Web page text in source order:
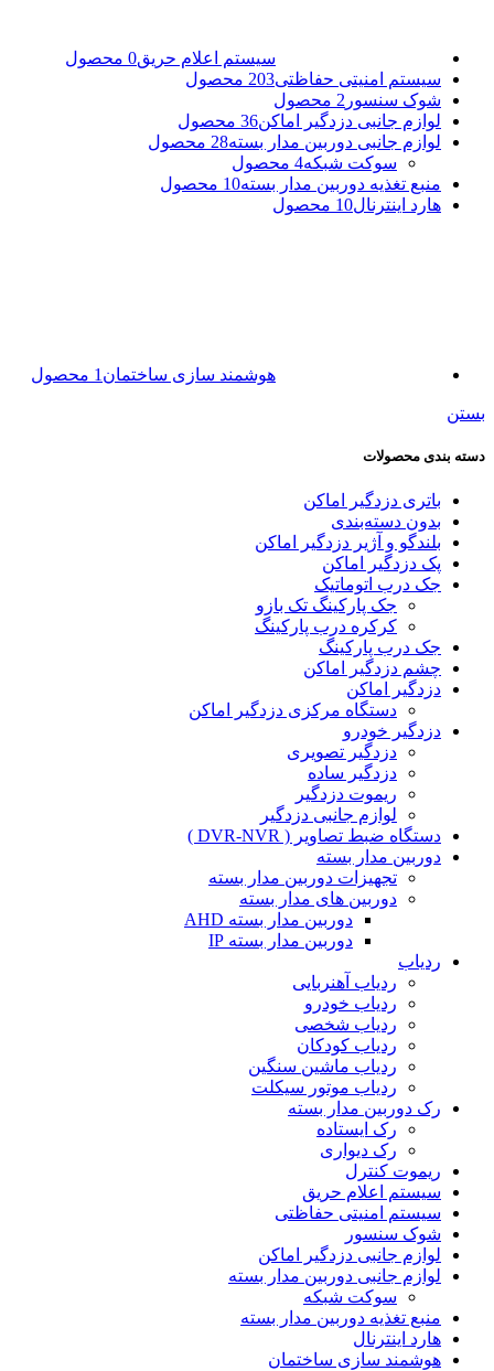
سیستم اعلام حریق0 محصول
سیستم امنیتی حفاظتی203 محصول
شوک سنسور 2 محصول
لوازم جانبی دزدگیر اماکن36 محصول
لوازم جانبی دوربین مدار بسته28 محصول
سوکت شبکه4 محصول
منبع تغذیه دوربین مدار بسته10 محصول
هارد اینترنال10 محصول
هوشمند سازی ساختمان 1 محصول
بستن
دسته بندی محصولات
باتری دزدگیر اماکن
بدون دسته‌بندی
بلندگو و آژیر دزدگیر اماکن
پک دزدگیر اماکن
جک درب اتوماتیک
جک پارکینگ تک بازو
کرکره درب پارکینگ
جک درب پارکینگ
چشم دزدگیر اماکن
دزدگیر اماکن
دستگاه مرکزی دزدگیر اماکن
دزدگیر خودرو
دزدگیر تصویری
دزدگیر ساده
ریموت دزدگیر
لوازم جانبی دزدگیر
دستگاه ضبط تصاویر ( DVR-NVR )
دوربین مدار بسته
تجهیزات دوربین مدار بسته
دوربین های مدار بسته
دوربین مدار بسته AHD
دوربین مدار بسته IP
ردیاب
ردیاب آهنربایی
ردیاب خودرو
ردیاب شخصی
ردیاب کودکان
ردیاب ماشین سنگین
ردیاب موتور سیکلت
رک دوربین مدار بسته
رک ایستاده
رک دیواری
ریموت کنترل
سیستم اعلام حریق
سیستم امنیتی حفاظتی
شوک سنسور
لوازم جانبی دزدگیر اماکن
لوازم جانبی دوربین مدار بسته
سوکت شبکه
منبع تغذیه دوربین مدار بسته
هارد اینترنال
هوشمند سازی ساختمان